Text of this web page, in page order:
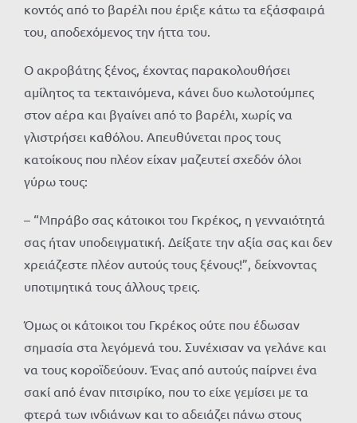
κοντός από το βαρέλι που έριξε κάτω τα εξάσφαιρά
του, αποδεχόμενος την ήττα του.
Ο ακροβάτης ξένος, έχοντας παρακολουθήσει
αμίλητος τα τεκταινόμενα, κάνει δυο κωλοτούμπες
στον αέρα και βγαίνει από το βαρέλι, χωρίς να
γλιστρήσει καθόλου. Απευθύνεται προς τους
κατοίκους που πλέον είχαν μαζευτεί σχεδόν όλοι
γύρω τους:
– “Μπράβο σας κάτοικοι του Γκρέκος, η γενναιότητά
σας ήταν υποδειγματική. Δείξατε την αξία σας και δεν
χρειάζεστε πλέον αυτούς τους ξένους!”, δείχνοντας
υποτιμητικά τους άλλους τρεις.
Όμως οι κάτοικοι του Γκρέκος ούτε που έδωσαν
σημασία στα λεγόμενά του. Συνέχισαν να γελάνε και
να τους κοροϊδεύουν. Ένας από αυτούς παίρνει ένα
σακί από έναν πιτσιρίκο, που το είχε γεμίσει με τα
φτερά των ινδιάνων και το αδειάζει πάνω στους